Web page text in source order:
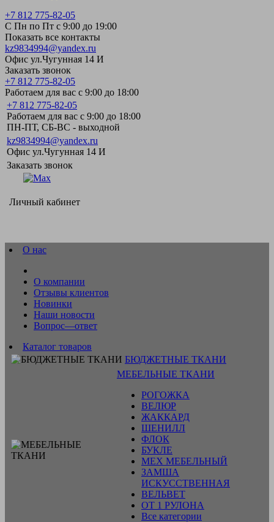
+7 812 775-82-05
С Пн по Пт с 9:00 до 19:00
Показать все контакты
kz9834994@yandex.ru
Офис ул.Чугунная 14 И
Заказать звонок
+7 812 775-82-05
Работаем для вас с 9:00 до 18:00
+7 812 775-82-05
Работаем для вас с 9:00 до 18:00
ПН-ПТ, СБ-ВС - выходной
kz9834994@yandex.ru
Офис ул.Чугунная 14 И
Заказать звонок
Личный кабинет
О нас
О компании
Отзывы клиентов
Новинки
Наши новости
Вопрос—ответ
Каталог товаров
БЮДЖЕТНЫЕ ТКАНИ
МЕБЕЛЬНЫЕ ТКАНИ
РОГОЖКА
ВЕЛЮР
ЖАККАРД
ШЕНИЛЛ
ФЛОК
БУКЛЕ
МЕХ МЕБЕЛЬНЫЙ
ЗАМША
ИСКУССТВЕННАЯ
ВЕЛЬВЕТ
ОТ 1 РУЛОНА
Все категории